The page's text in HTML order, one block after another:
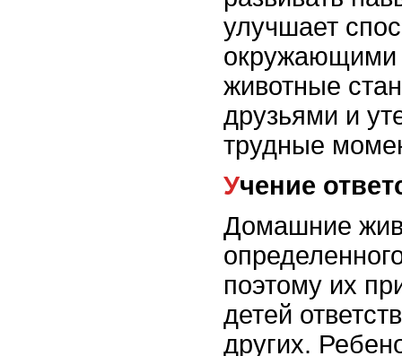
улучшает
животные
друзьями и
трудные
Учение
Домашние
поэтому их
детей
других.